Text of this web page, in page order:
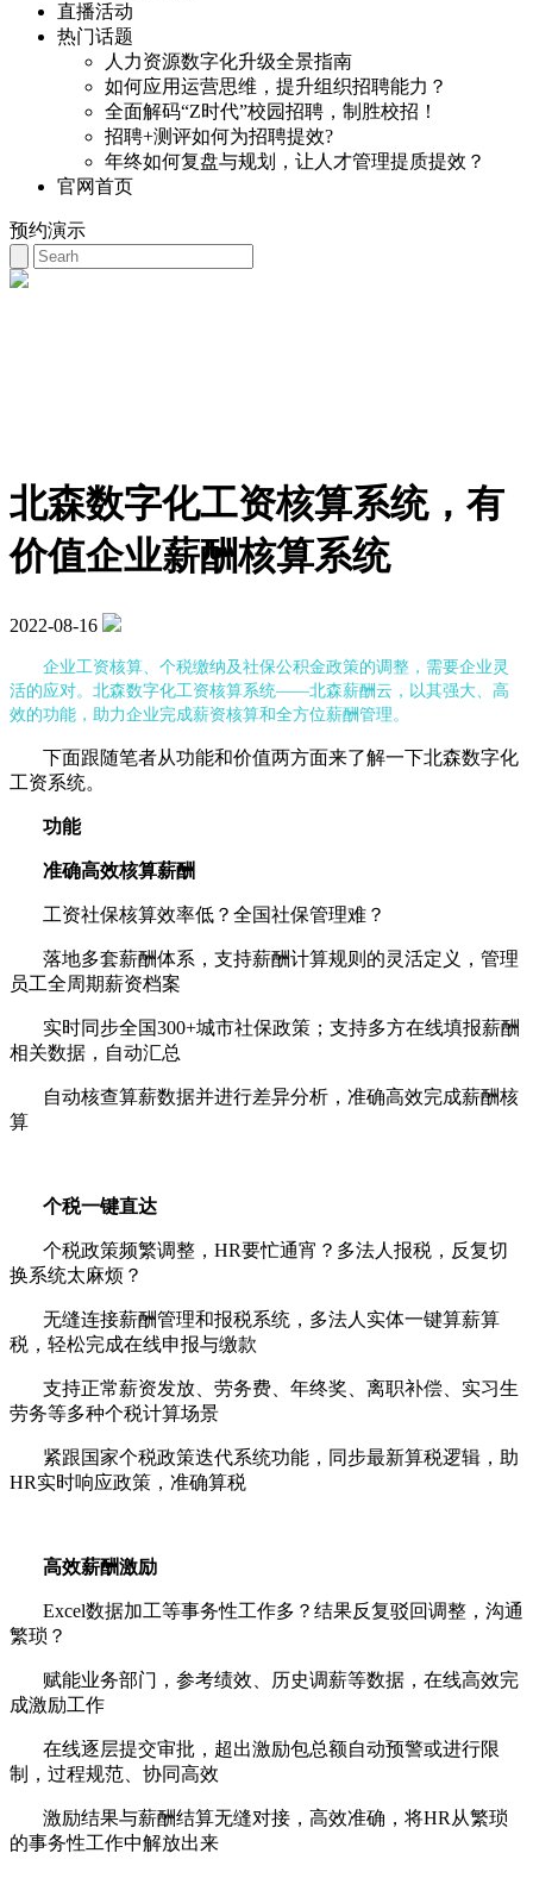
直播活动
热门话题
人力资源数字化升级全景指南
如何应用运营思维，提升组织招聘能力？
全面解码“Z时代”校园招聘，制胜校招！
招聘+测评如何为招聘提效?
年终如何复盘与规划，让人才管理提质提效？
官网首页
预约演示
北森数字化工资核算系统，有
价值企业薪酬核算系统
2022-08-16
企业工资核算、个税缴纳及社保公积金政策的调整，需要企业灵
活的应对。北森数字化工资核算系统——北森薪酬云，以其强大、高
效的功能，助力企业完成薪资核算和全方位薪酬管理。
下面跟随笔者从功能和价值两方面来了解一下北森数字化
工资系统。
功能
准确高效核算薪酬
工资社保核算效率低？全国社保管理难？
落地多套薪酬体系，支持薪酬计算规则的灵活定义，管理
员工全周期薪资档案
实时同步全国300+城市社保政策；支持多方在线填报薪酬
相关数据，自动汇总
自动核查算薪数据并进行差异分析，准确高效完成薪酬核
算
个税一键直达
个税政策频繁调整， HR要忙通宵？多法人报税，反复切
换系统太麻烦？
无缝连接薪酬管理和报税系统，多法人实体一键算薪算
税，轻松完成在线申报与缴款
支持正常薪资发放、劳务费、年终奖、离职补偿、实习生
劳务等多种个税计算场景
紧跟国家个税政策迭代系统功能，同步最新算税逻辑，助
HR实时响应政策，准确算税
高效薪酬激励
Excel数据加工等事务性工作多？结果反复驳回调整，沟通
繁琐？
赋能业务部门，参考绩效、历史调薪等数据，在线高效完
成激励工作
在线逐层提交审批，超出激励包总额自动预警或进行限
制，过程规范、协同高效
激励结果与薪酬结算无缝对接，高效准确，将HR 从繁琐
的事务性工作中解放出来